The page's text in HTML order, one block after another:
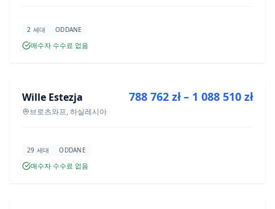
2 세대 ODDANE
매수자 수수료 없음
신규 분양
Wille Estezja
브로츠와프, 하실레시아
788 762 zł – 1 088 510 zł
29 세대 ODDANE
매수자 수수료 없음